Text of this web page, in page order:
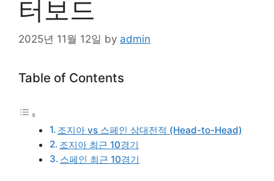
터보드
2025년 11월 12일 by admin
Table of Contents
조지아 vs 스페인 상대전적 (Head-to-Head)
조지아 최근 10경기
스페인 최근 10경기